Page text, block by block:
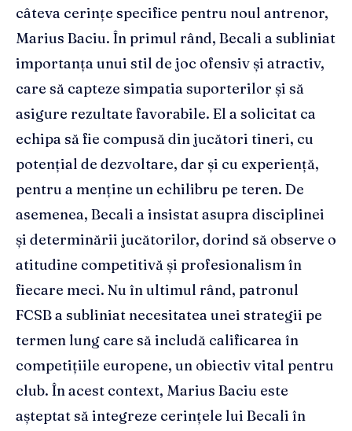
câteva cerințe specifice pentru noul antrenor,
Marius Baciu. În primul rând, Becali a subliniat
importanța unui stil de joc ofensiv și atractiv,
care să capteze simpatia suporterilor și să
asigure rezultate favorabile. El a solicitat ca
echipa să fie compusă din jucători tineri, cu
potențial de dezvoltare, dar și cu experiență,
pentru a menține un echilibru pe teren. De
asemenea, Becali a insistat asupra disciplinei
și determinării jucătorilor, dorind să observe o
atitudine competitivă și profesionalism în
fiecare meci. Nu în ultimul rând, patronul
FCSB a subliniat necesitatea unei strategii pe
termen lung care să includă calificarea în
competițiile europene, un obiectiv vital pentru
club. În acest context, Marius Baciu este
așteptat să integreze cerințele lui Becali în